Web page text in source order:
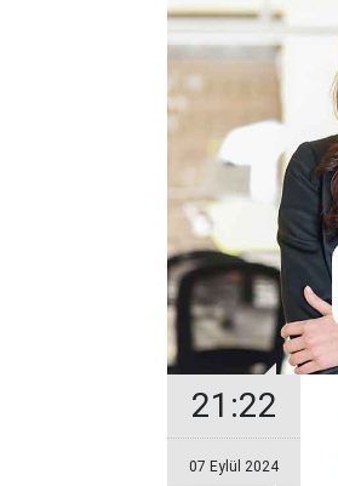
21:22
07 Eylül 2024